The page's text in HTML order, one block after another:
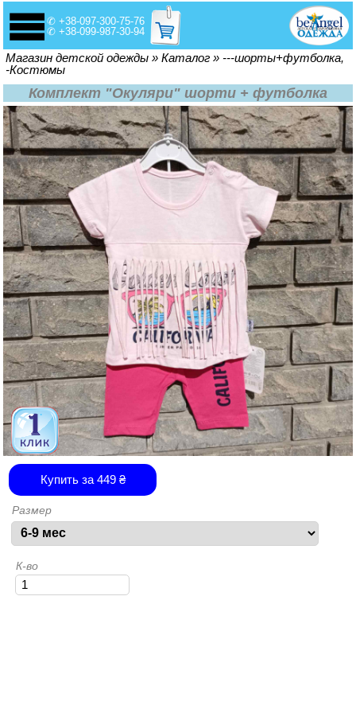
✆ +38-097-300-75-76
✆ +38-099-987-30-94
Вы здесь
Магазин детской одежды » Каталог » ---шорты+футболка,
-Костюмы
Комплект "Окуляри" шорти + футболка
Купить за 449₴
Размер
К-во